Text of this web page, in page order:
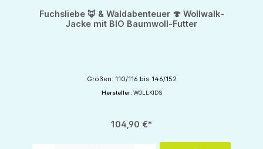
Fuchsliebe 🦊 & Waldabenteuer 🍄 Wollwalk-
Jacke mit BIO Baumwoll-Futter
Größen: 110/116 bis 146/152
Hersteller: WOLLKIDS
104,90 €*